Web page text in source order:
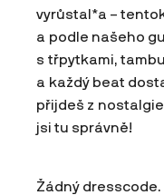
vyrůstal*a –
a podle našeho
s třpytkami,
a každý beat
přijdeš z
jsi tu správně!
Žádný